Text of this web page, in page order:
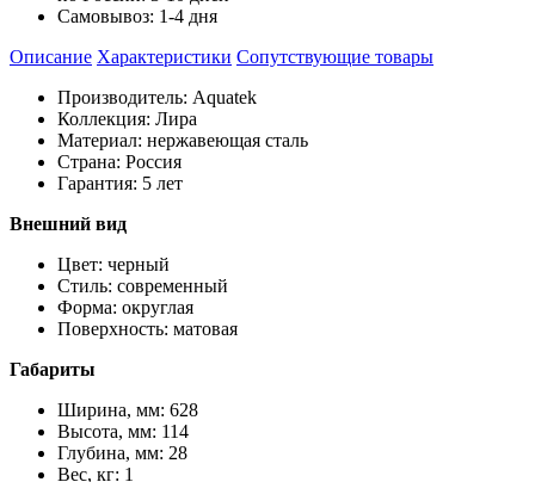
Самовывоз: 1-4 дня
Описание Характеристики Cопутствующие товары
Производитель: Aquatek
Коллекция: Лира
Материал: нержавеющая сталь
Страна: Россия
Гарантия: 5 лет
Внешний вид
Цвет: черный
Стиль: современный
Форма: округлая
Поверхность: матовая
Габариты
Ширина, мм: 628
Высота, мм: 114
Глубина, мм: 28
Вес, кг: 1